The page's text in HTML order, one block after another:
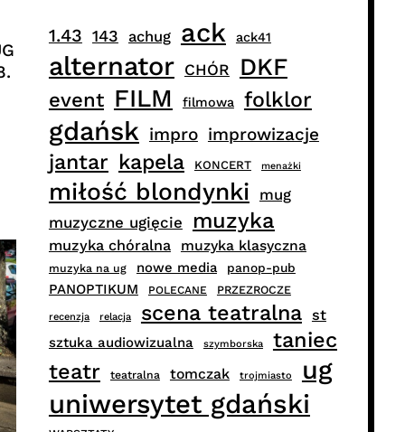
1.43 143 achug ack ack41
alternator CHÓR DKF
event FILM filmowa folklor
gdańsk impro improwizacje
jantar kapela KONCERT menażki
miłość blondynki mug
muzyczne ugięcie muzyka
muzyka chóralna muzyka klasyczna
muzyka na ug nowe media panop-pub
PANOPTIKUM POLECANE PRZEZROCZE
recenzja relacja scena teatralna st
sztuka audiowizualna szymborska
taniec
teatr
teatralna tomczak trojmiasto
ug
uniwersytet gdański